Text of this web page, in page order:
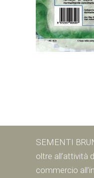
SEMENTI
oltre all’attività
commercio